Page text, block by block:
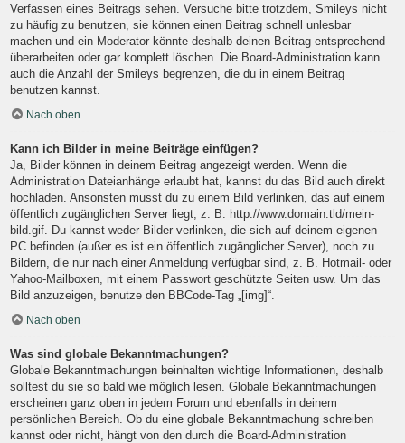
Verfassen eines Beitrags sehen. Versuche bitte trotzdem, Smileys nicht
zu häufig zu benutzen, sie können einen Beitrag schnell unlesbar
machen und ein Moderator könnte deshalb deinen Beitrag entsprechend
überarbeiten oder gar komplett löschen. Die Board-Administration kann
auch die Anzahl der Smileys begrenzen, die du in einem Beitrag
benutzen kannst.
Nach oben
Kann ich Bilder in meine Beiträge einfügen?
Ja, Bilder können in deinem Beitrag angezeigt werden. Wenn die
Administration Dateianhänge erlaubt hat, kannst du das Bild auch direkt
hochladen. Ansonsten musst du zu einem Bild verlinken, das auf einem
öffentlich zugänglichen Server liegt, z. B. http://www.domain.tld/mein-
bild.gif. Du kannst weder Bilder verlinken, die sich auf deinem eigenen
PC befinden (außer es ist ein öffentlich zugänglicher Server), noch zu
Bildern, die nur nach einer Anmeldung verfügbar sind, z. B. Hotmail- oder
Yahoo-Mailboxen, mit einem Passwort geschützte Seiten usw. Um das
Bild anzuzeigen, benutze den BBCode-Tag „[img]“.
Nach oben
Was sind globale Bekanntmachungen?
Globale Bekanntmachungen beinhalten wichtige Informationen, deshalb
solltest du sie so bald wie möglich lesen. Globale Bekanntmachungen
erscheinen ganz oben in jedem Forum und ebenfalls in deinem
persönlichen Bereich. Ob du eine globale Bekanntmachung schreiben
kannst oder nicht, hängt von den durch die Board-Administration